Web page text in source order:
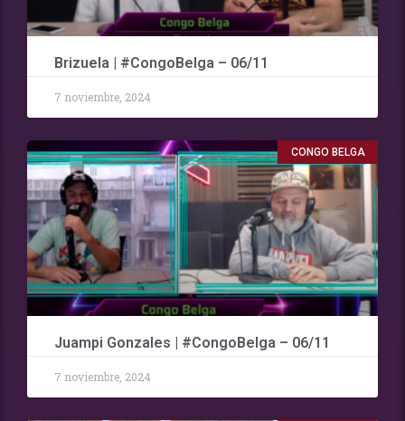
Brizuela | #CongoBelga – 06/11
7 noviembre, 2024
CONGO BELGA
Juampi Gonzales | #CongoBelga – 06/11
7 noviembre, 2024